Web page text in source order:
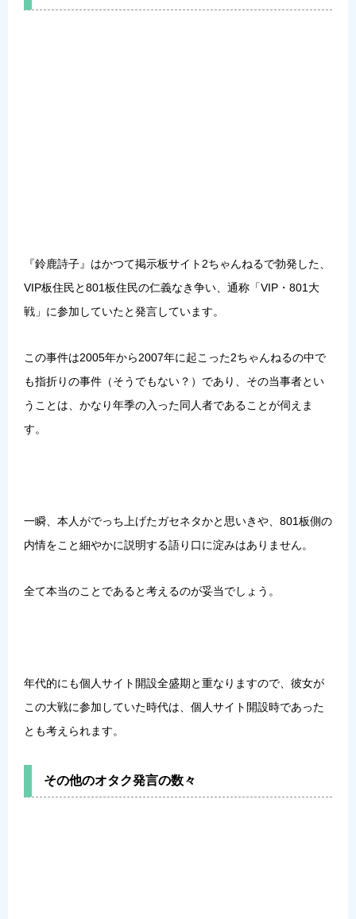
『鈴鹿詩子』はかつて掲示板サイト2ちゃんねるで勃発した、
VIP板住民と801板住民の仁義なき争い、通称「VIP・801大
戦」に参加していたと発言しています。
この事件は2005年から2007年に起こった2ちゃんねるの中で
も指折りの事件（そうでもない？）であり、その当事者とい
うことは、かなり年季の入った同人者であることが伺えま
す。
一瞬、本人がでっち上げたガセネタかと思いきや、801板側の
内情をこと細やかに説明する語り口に淀みはありません。
全て本当のことであると考えるのが妥当でしょう。
年代的にも個人サイト開設全盛期と重なりますので、彼女が
この大戦に参加していた時代は、個人サイト開設時であった
とも考えられます。
その他のオタク発言の数々